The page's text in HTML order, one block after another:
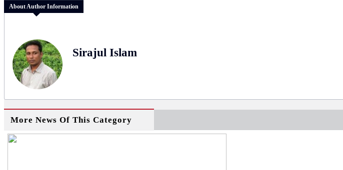
About Author Information
Sirajul Islam
More News Of This Category